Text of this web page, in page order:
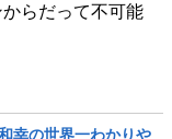
らだって不可能
幸の世界一わかりや